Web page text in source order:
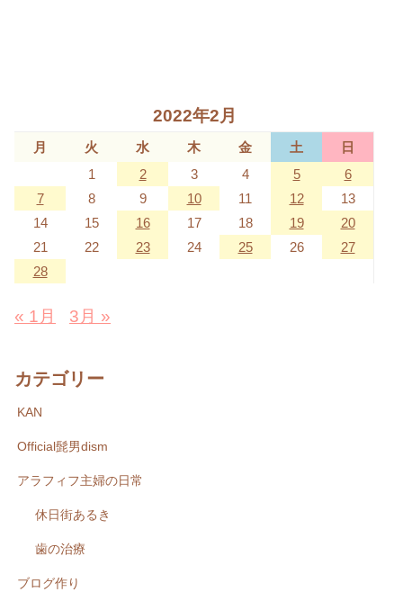
2022年2月
月 火 水 木 金 土
日
1
2 3 4 5
6
7
8 9 10 11 12
13
14
15 16 17 18 19
20
21
22 23 24 25 26
27
28
« 1月 3月 »
カテゴリー
KAN
Official髭男dism
アラフィフ主婦の日常
休日街あるき
歯の治療
ブログ作り